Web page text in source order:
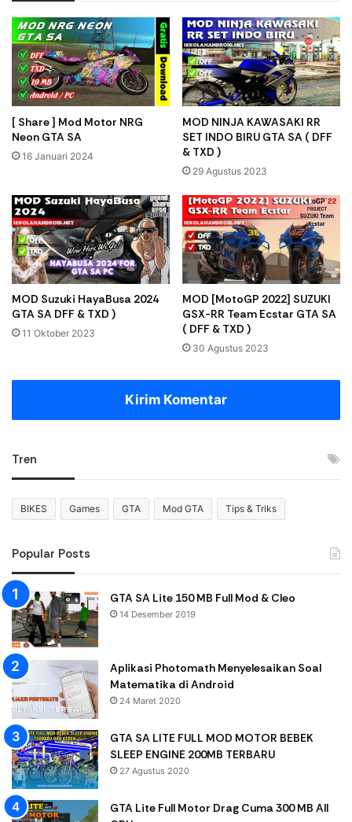
[ Share ] Mod Motor NRG
Neon GTA SA
16 Januari 2024
MOD NINJA KAWASAKI RR
SET INDO BIRU GTA SA ( DFF
& TXD )
29 Agustus 2023
MOD Suzuki HayaBusa 2024
GTA SA DFF & TXD )
11 Oktober 2023
MOD [MotoGP 2022] SUZUKI
GSX-RR Team Ecstar GTA SA
( DFF & TXD )
30 Agustus 2023
Kirim Komentar
Tren
BIKES Games GTA Mod GTA Tips & Triks
Popular Posts
GTA SA Lite 150 MB Full Mod & Cleo
14 Desember 2019
Aplikasi Photomath Menyelesaikan Soal
Matematika di Android
24 Maret 2020
GTA SA LITE FULL MOD MOTOR BEBEK
SLEEP ENGINE 200MB TERBARU
27 Agustus 2020
GTA Lite Full Motor Drag Cuma 300 MB All